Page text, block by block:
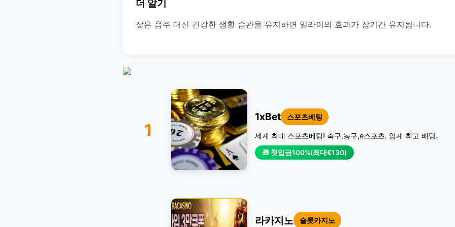
더 알기
잦은 음주 대신 건강한 생활 습관을 유지하면 일라이의 효과가 장기간 유지됩니다.
1
1xBet 스포츠베팅
세계 최대 스포츠베팅! 축구,농구,e스포츠. 업계 최고 배당.
🎁 첫입금100%(최대€130)
라카지노 슬롯카지노